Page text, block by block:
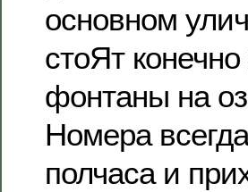
основном
стоЯт
фонтаны на
Номера
полчаса и